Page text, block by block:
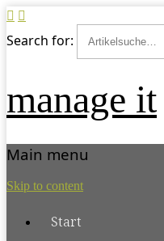
Search for:
manage it
Main menu
Skip to content
Start